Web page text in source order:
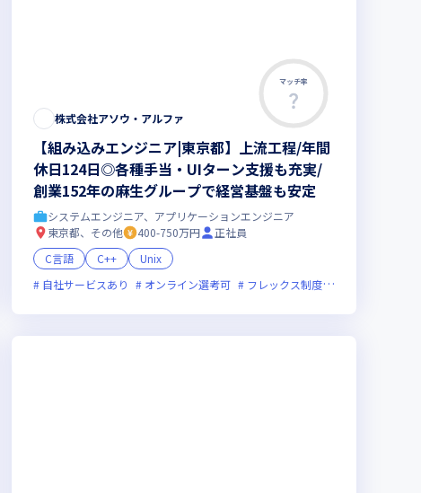
残業月20時間未満 上場企業
マッチ率
株式会社アソウ・アルファ
【組み込みエンジニア|東京都】上流工程/年間
休日124日◎各種手当・UIターン支援も充実/
創業152年の麻生グループで経営基盤も安定
システムエンジニア、アプリケーションエンジニア
東京都、その他
400-750万円
正社員
C言語
C++
Unix
自社サービスあり
オンライン選考可 フレックス制度あり